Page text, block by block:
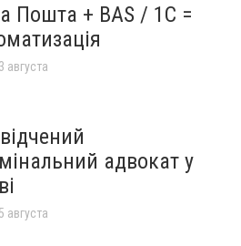
Пошта + BAS / 1C =
августа
адвокат у
августа